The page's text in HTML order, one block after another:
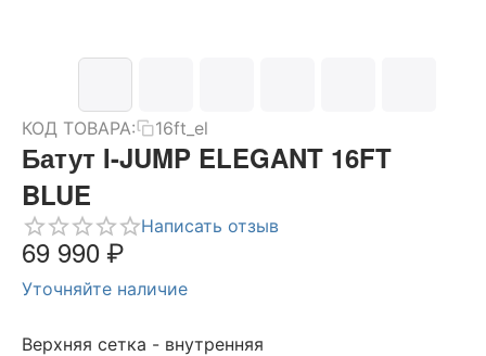
КОД ТОВАРА: 16ft_el
Батут I-JUMP ELEGANT 16FT
BLUE
Написать отзыв
69 990₽
Уточняйте наличие
Верхняя сетка - внутренняя